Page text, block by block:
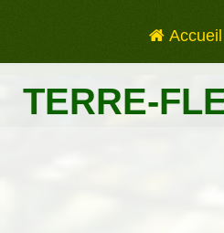
 Accueil
TERRE-